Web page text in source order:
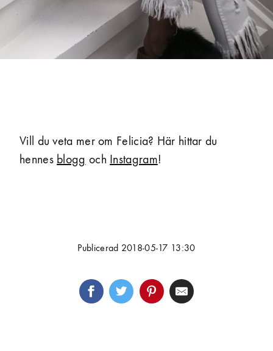
Vill du veta mer om Felicia? Här hittar du
hennes blogg och Instagram!
Publicerad 2018-05-17 13:30